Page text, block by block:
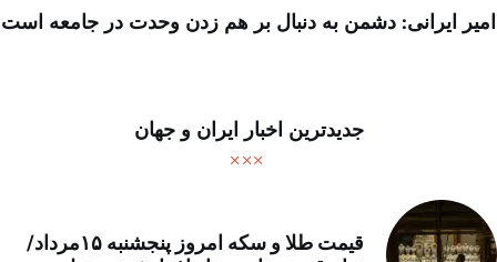
امیر ایرانی: دشمن به دنبال بر هم زدن وحدت در جامعه است
جدیدترین اخبار ایران و جهان
قیمت طلا و سکه امروز پنجشنبه ۱۵مرداد/